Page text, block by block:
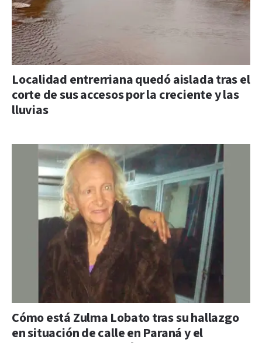
Localidad entrerriana quedó aislada tras el
corte de sus accesos por la creciente y las
lluvias
Cómo está Zulma Lobato tras su hallazgo
en situación de calle en Paraná y el